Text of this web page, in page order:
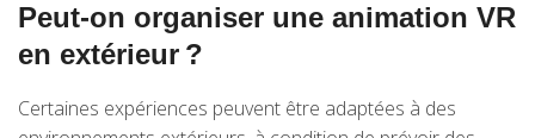
Peut-on organiser une animation VR
en extérieur ?
Certaines expériences peuvent être adaptées à des